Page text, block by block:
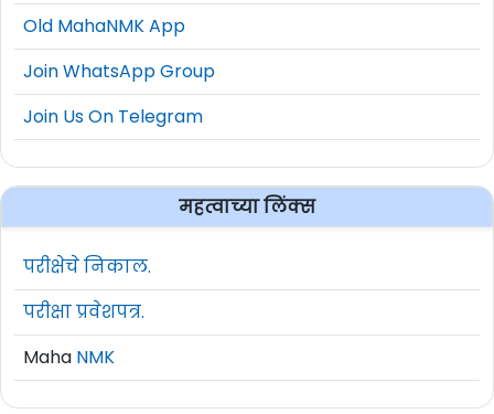
Old MahaNMK App
Join WhatsApp Group
Join Us On Telegram
महत्वाच्या लिंक्स
परीक्षेचे निकाल.
परीक्षा प्रवेशपत्र.
Maha NMK